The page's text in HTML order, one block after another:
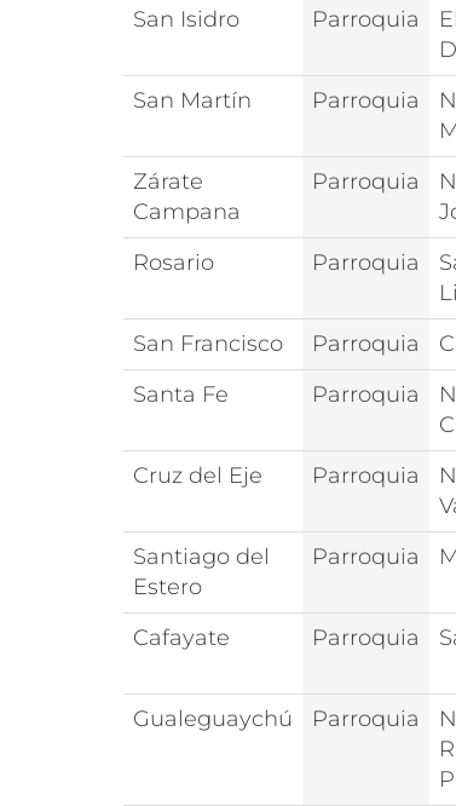
San Isidro
Parroquia
San Martín Parroquia
Zárate
Campana
Parroquia
Rosario Parroquia
San Francisco Parroquia
Santa Fe
Parroquia
Cruz del Eje Parroquia
Santiago del
Estero
Parroquia
Cafayate
Parroquia
Gualeguaychú Parroquia